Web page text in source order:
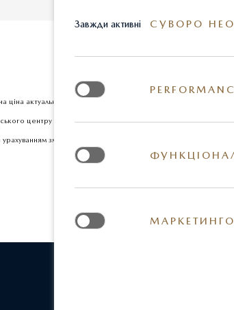
ціна актуальна на момент оновлення інформації на сайті.
центру Mazda. Реальні кольори та деякі зовнішні та /
урахуванням змін міжбанківського курсу долару США.
Завжди активні СУВОРО